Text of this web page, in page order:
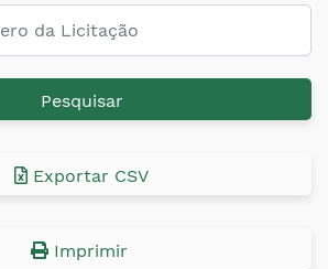
Pesquisar
Exportar CSV
Imprimir